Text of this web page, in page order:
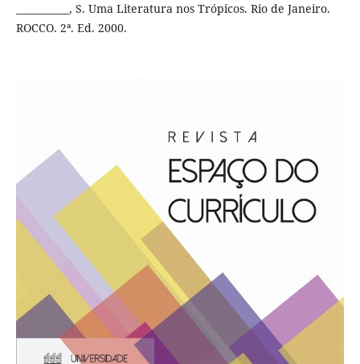
___________, S. Uma Literatura nos Trópicos. Rio de Janeiro.
ROCCO. 2ª. Ed. 2000.